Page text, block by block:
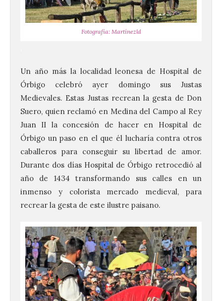
Fotografía: Martínezld
Un año más la localidad leonesa de Hospital de
Órbigo celebró ayer domingo sus Justas
Medievales. Estas Justas recrean la gesta de Don
Suero, quien reclamó en Medina del Campo al Rey
Juan II la concesión de hacer en Hospital de
Órbigo un paso en el que él lucharía contra otros
caballeros para conseguir su libertad de amor.
Durante dos días Hospital de Órbigo retrocedió al
año de 1434 transformando sus calles en un
inmenso y colorista mercado medieval, para
recrear la gesta de este ilustre paisano.